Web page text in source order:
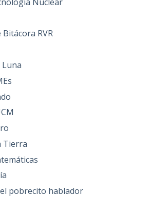
RVR
Luna
Tierra
pobrecito hablador